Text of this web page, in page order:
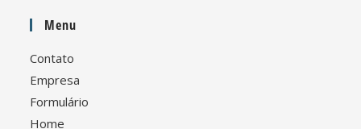
Menu
Contato
Empresa
Formulário
Home